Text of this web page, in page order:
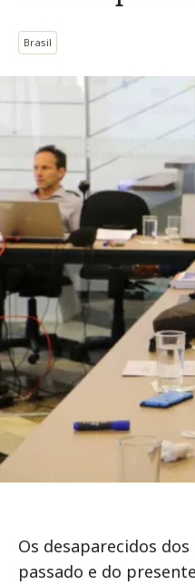
Brasil
Os desaparecidos
passado e do